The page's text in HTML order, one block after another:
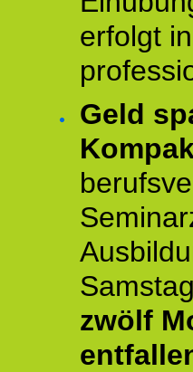
erfolgt
Geld
zwölf